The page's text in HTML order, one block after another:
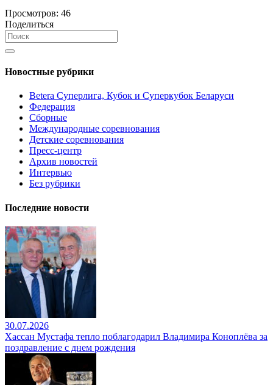
Просмотров: 46
Поделиться
Новостные рубрики
Betera Суперлига, Кубок и Суперкубок Беларуси
Федерация
Сборные
Международные соревнования
Детские соревнования
Пресс-центр
Архив новостей
Интервью
Без рубрики
Последние новости
30.07.2026
Хассан Мустафа тепло поблагодарил Владимира Коноплёва за
поздравление с днем рождения